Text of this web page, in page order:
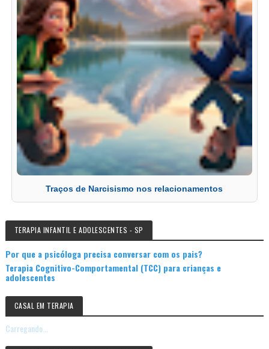
Traços de Narcisismo nos relacionamentos
TERAPIA INFANTIL E ADOLESCENTES - SP
Por que a psicóloga precisa conversar com os pais?
Terapia Cognitivo-Comportamental (TCC) para crianças e
adolescentes
CASAL EM TERAPIA
Carregando...